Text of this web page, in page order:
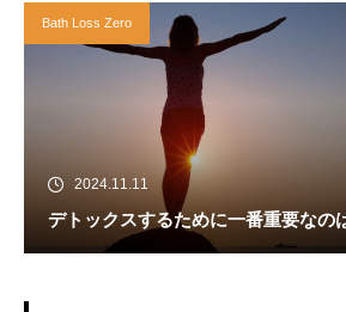
Bath Loss Zero
2024.11.11
デトックスするために一番重要なの